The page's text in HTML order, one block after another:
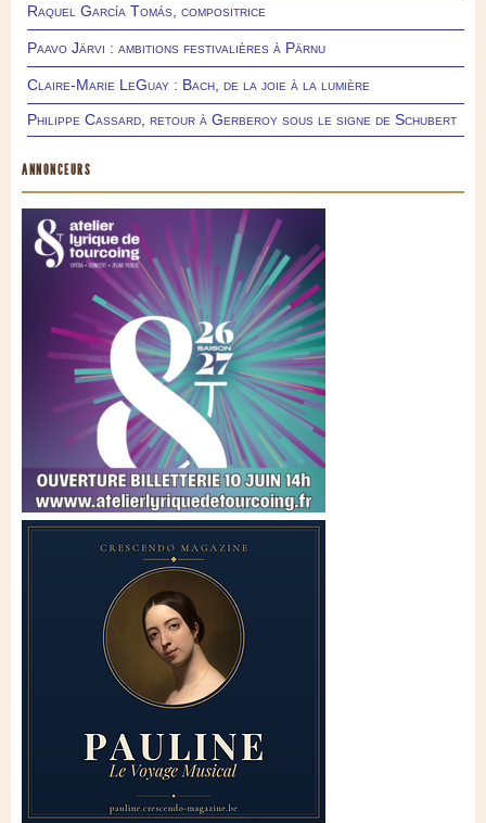
Raquel García Tomás, compositrice
Paavo Järvi : ambitions festivalières à Pärnu
Claire-Marie LeGuay : Bach, de la joie à la lumière
Philippe Cassard, retour à Gerberoy sous le signe de Schubert
ANNONCEURS